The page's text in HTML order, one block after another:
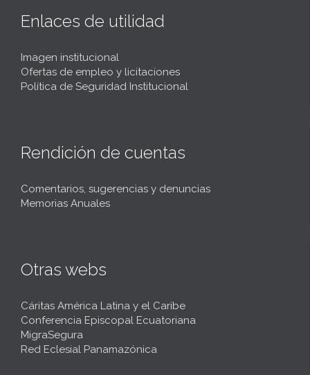
Enlaces de utilidad
Imagen institucional
Ofertas de empleo y licitaciones
Política de Seguridad Institucional
Rendición de cuentas
Comentarios, sugerencias y denuncias
Memorias Anuales
Otras webs
Cáritas América Latina y el Caribe
Conferencia Episcopal Ecuatoriana
MigraSegura
Red Eclesial Panamazónica